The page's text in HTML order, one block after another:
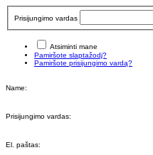
Prisijungimo vardas
Atsiminti mane
Pamiršote slaptažodį?
Pamiršote prisijungimo vardą?
Name:
Prisijungimo vardas:
El. paštas: